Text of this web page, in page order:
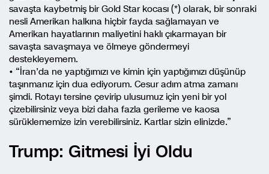
savaşta kaybetmiş bir Gold Star kocası (*) olarak, bir sonraki
nesli Amerikan halkına hiçbir fayda sağlamayan ve
Amerikan hayatlarının maliyetini haklı çıkarmayan bir
savaşta savaşmaya ve ölmeye göndermeyi
destekleyemem.
• “İran’da ne yaptığımızı ve kimin için yaptığımızı düşünüp
taşınmanız için dua ediyorum. Cesur adım atma zamanı
şimdi. Rotayı tersine çevirip ulusumuz için yeni bir yol
çizebilirsiniz veya bizi daha fazla gerileme ve kaosa
sürüklememize izin verebilirsiniz. Kartlar sizin elinizde.”
Trump: Gitmesi İyi Oldu